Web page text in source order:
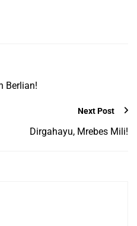
Berlian!
Next Post
Dirgahayu, Mrebes Mili!